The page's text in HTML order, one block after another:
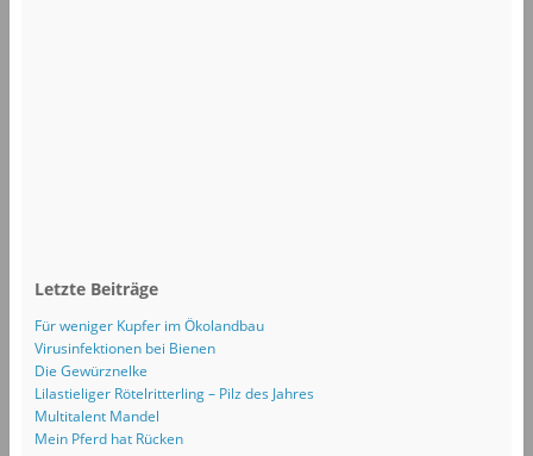
Letzte Beiträge
Für weniger Kupfer im Ökolandbau
Virusinfektionen bei Bienen
Die Gewürznelke
Lilastieliger Rötelritterling – Pilz des Jahres
Multitalent Mandel
Mein Pferd hat Rücken